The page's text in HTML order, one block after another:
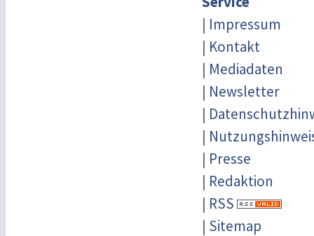
| Impressum
| Kontakt
| Mediadaten
| Newsletter
|
|
| Presse
| Redaktion
| RSS
| Sitemap